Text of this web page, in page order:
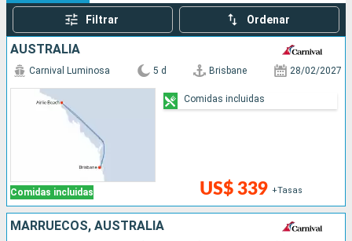
Filtrar Ordenar
AUSTRALIA
Comidas incluidas
Carnival Luminosa 5 d Brisbane 28/02/2027
US$ 339 +Tasas
Comidas incluidas
MARRUECOS, AUSTRALIA